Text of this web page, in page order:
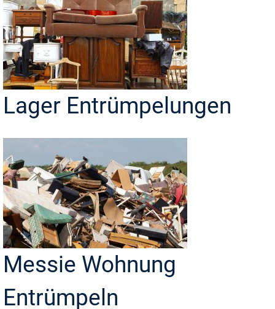
Lager Entrümpelungen
Messie Wohnung
Entrümpeln